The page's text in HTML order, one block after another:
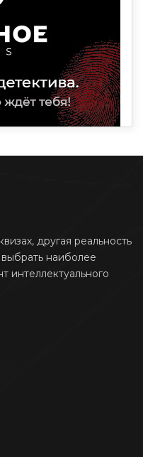
другая реальность
наиболее
интеллектуального